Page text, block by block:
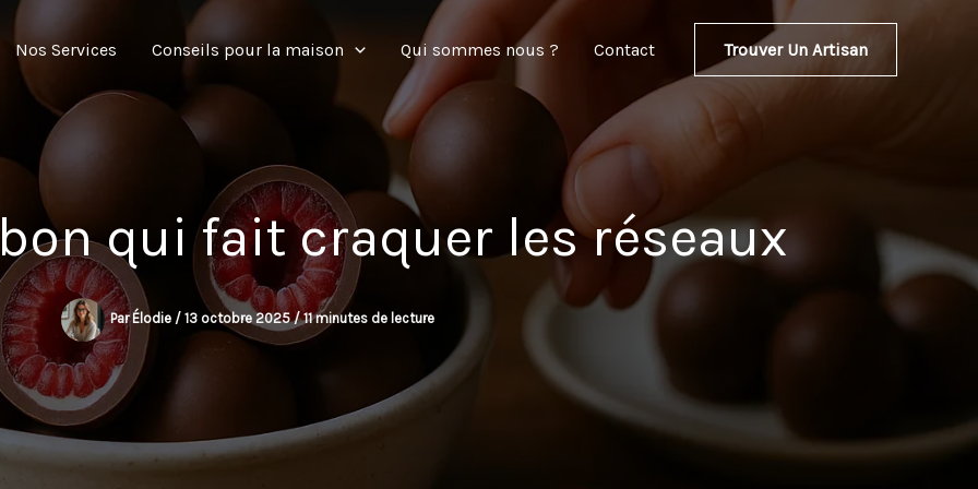
Nos Services Conseils pour la maison Qui sommes nous ? Contact Trouver Un Artisan
qui fait craquer les réseaux
ParÉlodie / 13 octobre 2025/11 minutes de lecture